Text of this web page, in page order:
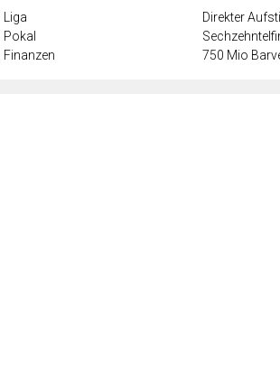
Liga
Direkter
Pokal
Finanzen
750 Mio